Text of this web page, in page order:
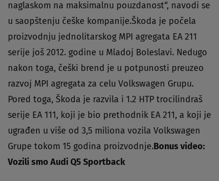
naglaskom na maksimalnu pouzdanost“, navodi se
u saopštenju češke kompanije.Škoda je počela
proizvodnju jednolitarskog MPI agregata EA 211
serije još 2012. godine u Mladoj Boleslavi. Nedugo
nakon toga, češki brend je u potpunosti preuzeo
razvoj MPI agregata za celu Volkswagen Grupu.
Pored toga, Škoda je razvila i 1.2 HTP trocilindraš
serije EA 111, koji je bio prethodnik EA 211, a koji je
ugrađen u više od 3,5 miliona vozila Volkswagen
Grupe tokom 15 godina proizvodnje.Bonus video:
Vozili smo Audi Q5 Sportback